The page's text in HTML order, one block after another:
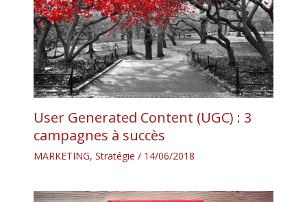
User Generated Content (UGC) : 3
campagnes à succès
MARKETING, Stratégie / 14/06/2018